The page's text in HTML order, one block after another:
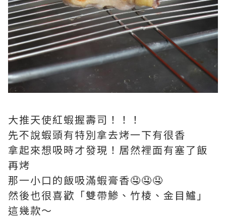
大推天使紅蝦握壽司！！！
先不說蝦頭有特別拿去烤一下有很香
拿起來想吸時才發現！居然裡面有塞了飯
再烤
那一小口的飯吸滿蝦膏香🤤🤤🤤
然後也很喜歡「雙帶鯵、竹棱、金目鱸」
這幾款～